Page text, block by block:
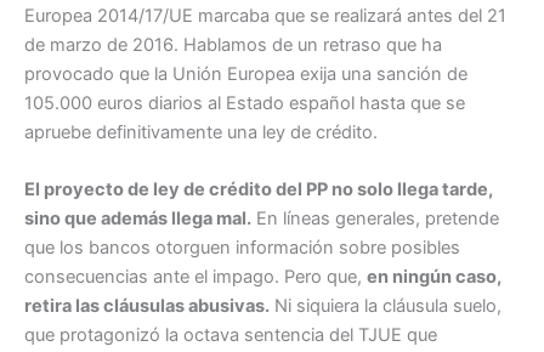
Europea 2014/17/UE marcaba que se realizará antes del 21
de marzo de 2016. Hablamos de un retraso que ha
provocado que la Unión Europea exija una sanción de
105.000 euros diarios al Estado español hasta que se
apruebe definitivamente una ley de crédito.
El proyecto de ley de crédito del PP no solo llega tarde,
sino que además llega mal. En líneas generales, pretende
que los bancos otorguen información sobre posibles
consecuencias ante el impago. Pero que, en ningún caso,
retira las cláusulas abusivas. Ni siquiera la cláusula suelo,
que protagonizó la octava sentencia del TJUE que